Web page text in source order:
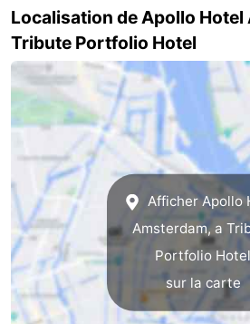
Localisation de Apollo Hotel
Tribute Portfolio Hotel
Afficher Apollo
Amsterdam, a
Portfolio Hotel
sur la carte